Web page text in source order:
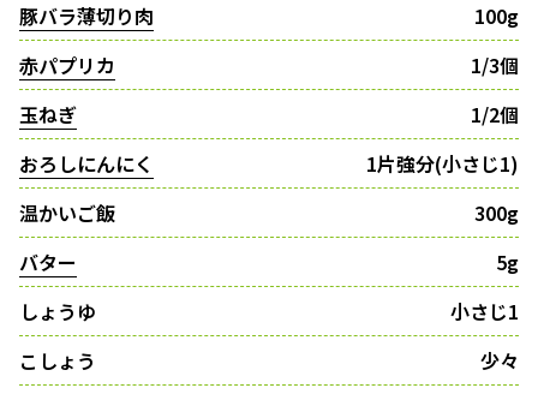
豚バラ薄切り肉
100g
赤パプリカ
1/3個
玉ねぎ
1/2個
おろしにんにく
1片強分(小さじ1)
温かいご飯
300g
バター
5g
しょうゆ
小さじ1
こしょう
少々